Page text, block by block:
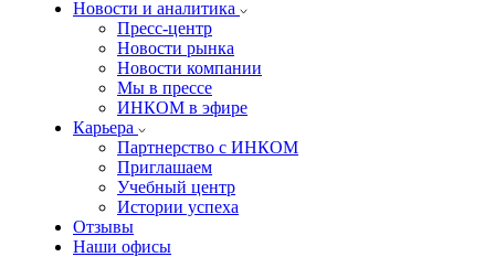
Новости и аналитика
Пресс-центр
Новости рынка
Новости компании
Мы в прессе
ИНКОМ в эфире
Карьера
Партнерство с ИНКОМ
Приглашаем
Учебный центр
Истории успеха
Отзывы
Наши офисы